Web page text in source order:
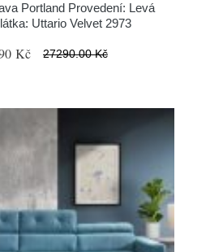
Portland Provedení: Levá
Uttario Velvet 2973
Kč 27290.00 Kč